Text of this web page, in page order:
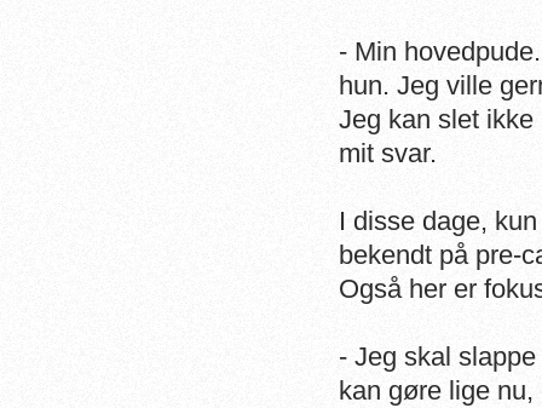
- Min
hun. Jeg ville
Jeg kan slet
mit svar.
I disse dage,
bekendt på pre-
Også her er
- Jeg skal
kan gøre lige